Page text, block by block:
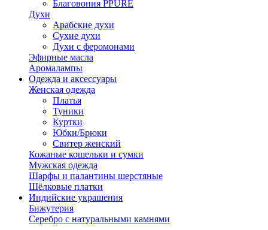
Благовония PPURE
Духи
Арабские духи
Сухие духи
Духи с феромонами
Эфирные масла
Аромалампы
Одежда и аксессуары
Женская одежда
Платья
Туники
Куртки
Юбки/Брюки
Свитер женский
Кожаные кошельки и сумки
Мужская одежда
Шарфы и палантины шерстяные
Шёлковые платки
Индийские украшения
Бижутерия
Серебро с натуральными камнями